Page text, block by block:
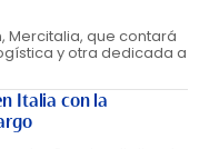
Mercitalia, que contará
y otra dedicada a
Italia con la